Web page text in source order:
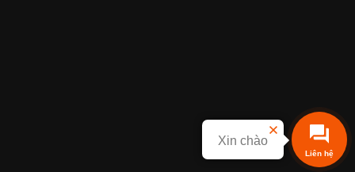
Liên hệ
Xin chào